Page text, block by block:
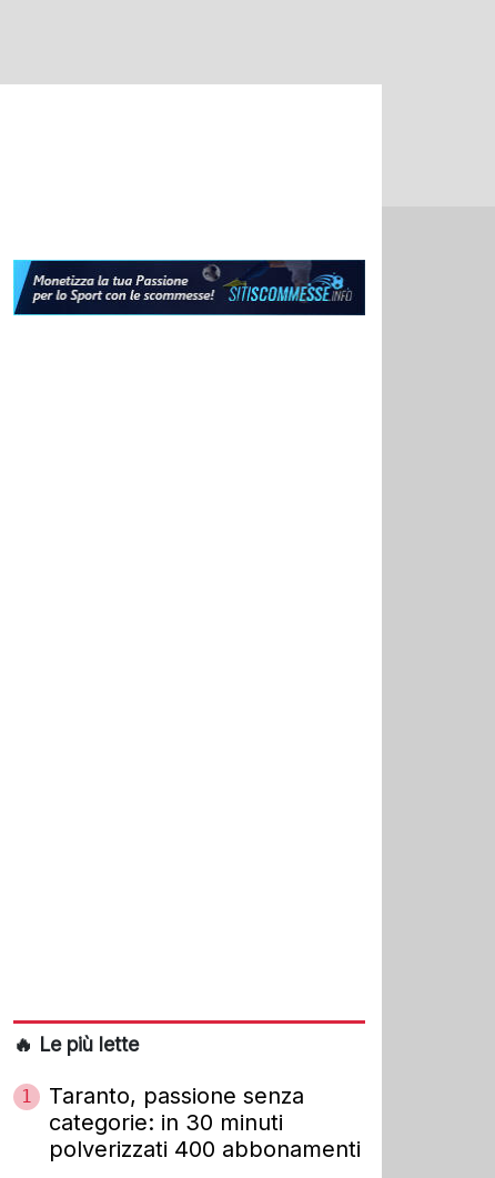
🔥 Le più lette
1
Taranto, passione senza
categorie: in 30 minuti
polverizzati 400 abbonamenti